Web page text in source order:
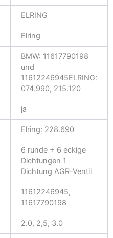
ELRING
Elring
BMW: 11617790198
und
11612246945ELRING:
074.990, 215.120
ja
Elring: 228.690
6 runde + 6 eckige
Dichtungen 1
Dichtung AGR-Ventil
11612246945,
11617790198
2.0, 2,5, 3.0